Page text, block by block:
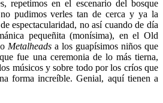
repetimos en el escenario del bosque
pudimos verles tan de cerca y ya la
espectacularidad, no así cuando de día
pequeñita (monísima), en el Old
Metalheads a los guapísimos niños que
fue una ceremonia de lo más tierna,
músicos y sobre todo por los críos que
forma increíble. Genial, aquí tienen a